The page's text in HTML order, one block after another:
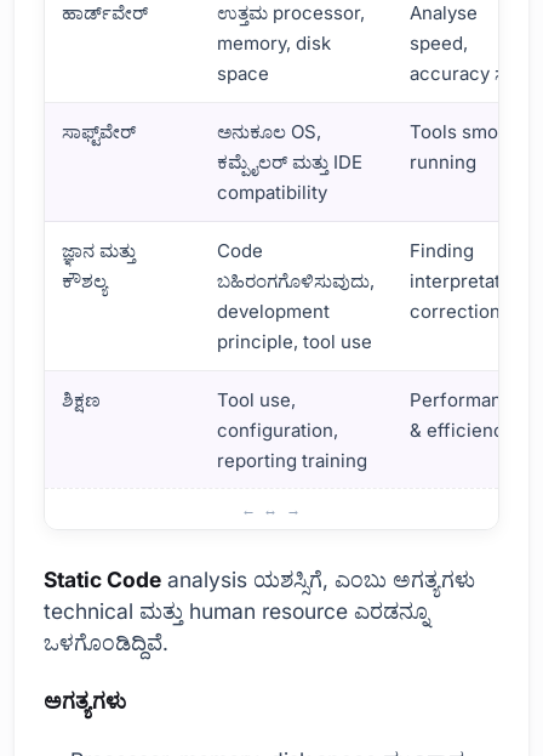
ಹಾರ್ಡ್‌ವೇರ್
ಉತ್ತಮ processor,
memory, disk
space
Analyse
speed,
accuracy ಸ್ಪಷ್ಟ
ಸಾಫ್ಟ್‌ವೇರ್
ಅನುಕೂಲ OS,
ಕಮ್ಪೈಲರ್ ಮತ್ತು IDE
compatibility
Tools smooth
running
ಜ್ಞಾನ ಮತ್ತು
ಕೌಶಲ್ಯ
Code
ಬಹಿರಂಗಗೊಳಿಸುವುದು,
development
principle, tool use
Finding
interpretation,
correction
ಶಿಕ್ಷಣ
Tool use,
configuration,
reporting training
Performance
& efficiency
Static Code analysis ಯಶಸ್ಸಿಗೆ, ಎಂಬು ಅಗತ್ಯಗಳು
technical ಮತ್ತು human resource ಎರಡನ್ನೂ
ಒಳಗೊಂಡಿದ್ದಿವೆ.
ಅಗತ್ಯಗಳು